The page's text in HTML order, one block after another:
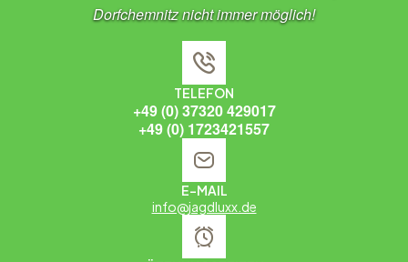
Dorfchemnitz nicht immer möglich!
TELEFON
+49 (0) 37320 429017
+49 (0) 1723421557
E-MAIL
info@jagdluxx.de